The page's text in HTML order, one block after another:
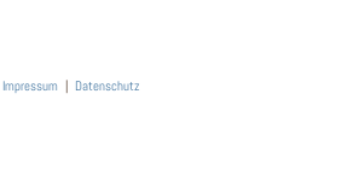
Impressum | Datenschutz